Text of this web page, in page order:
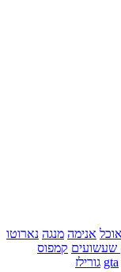
אוכל אנימה מנגה נארוטו
שעשועים קמפוס
gta גורילז